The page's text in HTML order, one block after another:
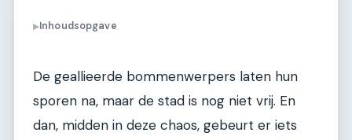
▶Inhoudsopgave
De geallieerde bommenwerpers laten hun
sporen na, maar de stad is nog niet vrij. En
dan, midden in deze chaos, gebeurt er iets